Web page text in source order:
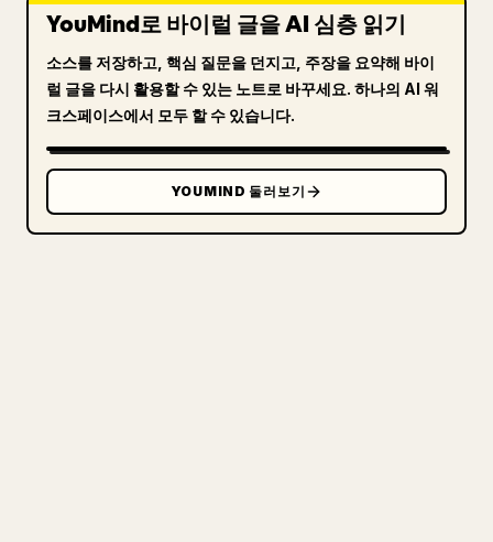
YouMind로 바이럴 글을 AI 심층 읽기
소스를 저장하고, 핵심 질문을 던지고, 주장을 요약해 바이
럴 글을 다시 활용할 수 있는 노트로 바꾸세요. 하나의 AI 워
크스페이스에서 모두 할 수 있습니다.
YOUMIND 둘러보기